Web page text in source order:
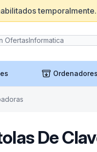
temporalmente.
De